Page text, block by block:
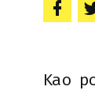
Kao